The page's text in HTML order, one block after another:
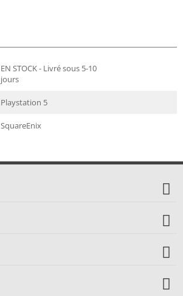
EN STOCK - Livré sous 5-10
jours
Playstation 5
SquareEnix